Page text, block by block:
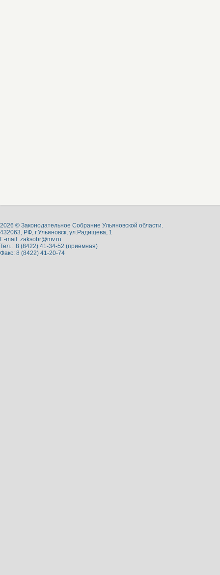
2026 © Законодательное Собрание Ульяновской области.
432063, РФ, г.Ульяновск, ул.Радищева, 1
E-mail: zaksobr@mv.ru
Тел.: 8 (8422) 41-34-52 (приемная)
Факс: 8 (8422) 41-20-74